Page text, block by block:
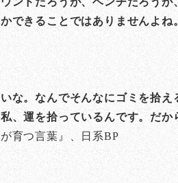
できることではありませんよね
な。なんでそんなにゴミを拾
、運を拾っているんです。だ
育つ言葉』、日系BP